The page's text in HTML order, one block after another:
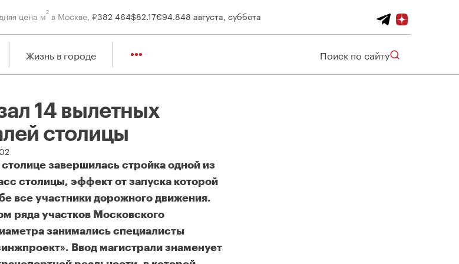
цена м2 в Москве, ₽382 464$82.17€94.848 августа, суббота
Жизнь в городе Поиск по сайту
14 вылетных
столицы
завершилась стройка одной из
столицы, эффект от запуска которой
все участники дорожного движения.
ряда участков Московского
занимались специалисты
Ввод магистрали знаменует